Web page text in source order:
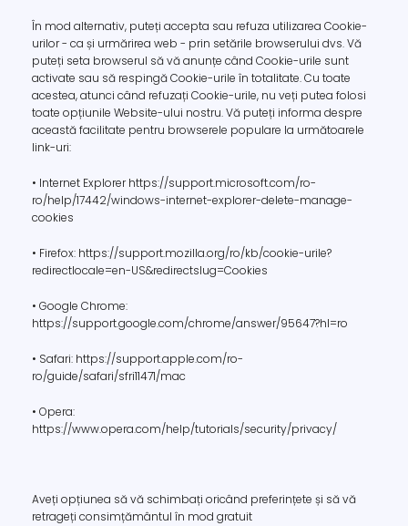
În mod alternativ, puteți accepta sau refuza utilizarea Cookie-
urilor - ca și urmărirea web - prin setările browserului dvs. Vă
puteți seta browserul să vă anunțe când Cookie-urile sunt
activate sau să respingă Cookie-urile în totalitate. Cu toate
acestea, atunci când refuzați Cookie-urile, nu veți putea folosi
toate opțiunile Website-ului nostru. Vă puteți informa despre
această facilitate pentru browserele populare la următoarele
link-uri:
• Internet Explorer https://support.microsoft.com/ro-
ro/help/17442/windows-internet-explorer-delete-manage-
cookies
• Firefox: https://support.mozilla.org/ro/kb/cookie-urile?
redirectlocale=en-US&redirectslug=Cookies
• Google Chrome:
https://support.google.com/chrome/answer/95647?hl=ro
• Safari: https://support.apple.com/ro-
ro/guide/safari/sfri11471/mac
• Opera:
https://www.opera.com/help/tutorials/security/privacy/
Aveți opțiunea să vă schimbați oricând preferințete și să vă
retrageți consimțământul în mod gratuit